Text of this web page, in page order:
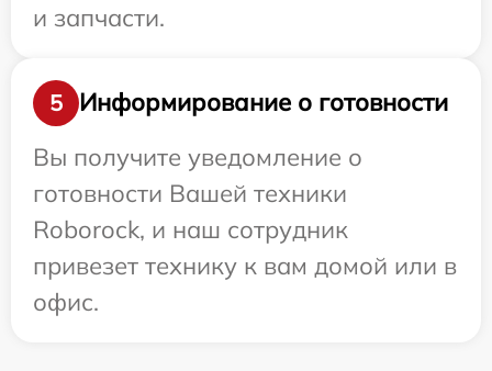
и запчасти.
5
Информирование о готовности
Вы получите уведомление о
готовности Вашей техники
Roborock, и наш сотрудник
привезет технику к вам домой или в
офис.